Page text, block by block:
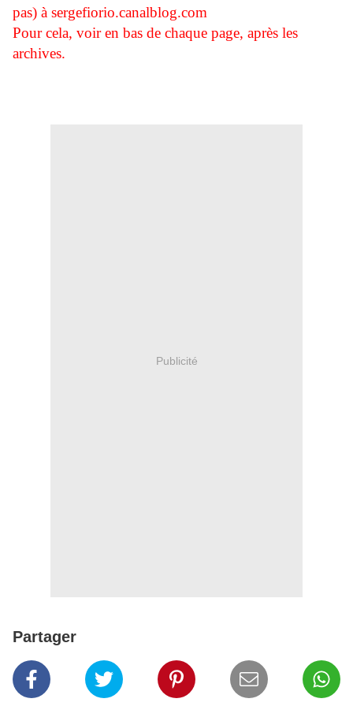
pas) à sergefiorio.canalblog.com
Pour cela, voir en bas de chaque page, après les
archives.
Publicité
Partager